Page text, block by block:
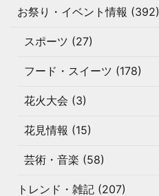
お祭り・イベント情報 (392)
スポーツ (27)
フード・スイーツ (178)
花火大会 (3)
花見情報 (15)
芸術・音楽 (58)
トレンド・雑記 (207)